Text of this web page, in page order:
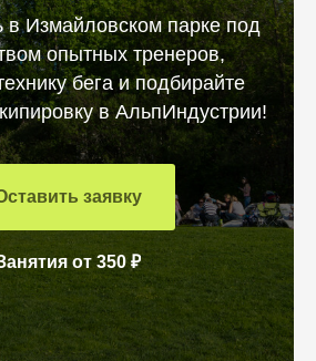
в Измайловском парке под
опытных тренеров,
бега и подбирайте
в АльпИндустрии!
заявку
от 350 ₽